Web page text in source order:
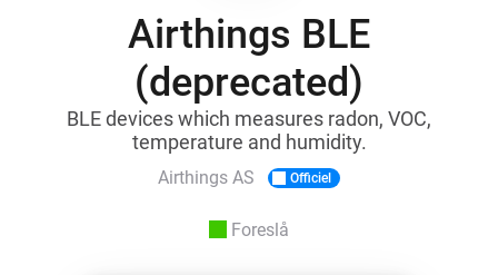
Airthings BLE
(deprecated)
BLE devices which measures radon, VOC,
temperature and humidity.
Airthings AS Officiel
Foreslå